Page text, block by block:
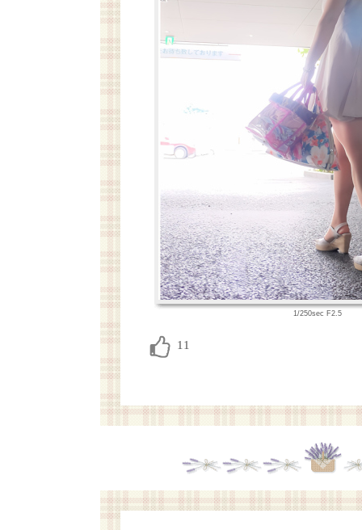
1/250sec F2.5